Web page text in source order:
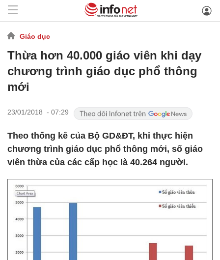
Giáo dục
Thừa hơn 40.000 giáo viên khi dạy
chương trình giáo dục phổ thông
mới
23/01/2018 - 07:29
Theo thống kê của Bộ GD&ĐT, khi thực hiện
chương trình giáo dục phổ thông mới, số giáo
viên thừa của các cấp học là 40.264 người.